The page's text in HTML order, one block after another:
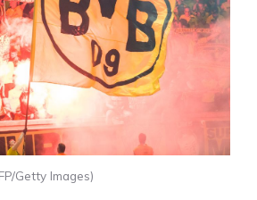
Getty Images)